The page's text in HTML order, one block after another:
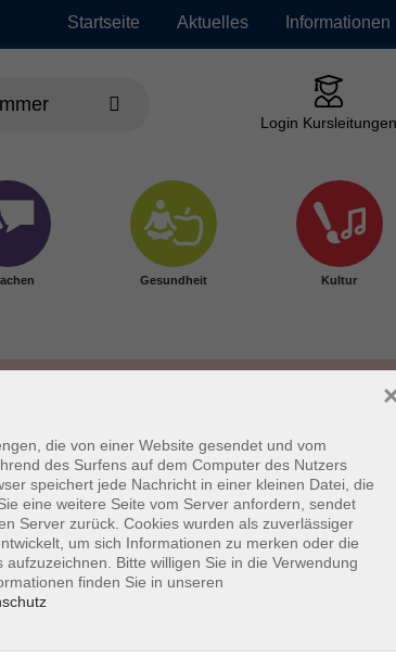
Startseite Aktuelles Informationen
Login Kursleitungen
Gesundheit Kultur
AGBs Datenschutzerklärung
die von einer Website gesendet und vom
des Surfens auf dem Computer des Nutzers
speichert jede Nachricht in einer kleinen Datei, die
eine weitere Seite vom Server anfordern, sendet
Server zurück. Cookies wurden als zuverlässiger
um sich Informationen zu merken oder die
Bitte willigen Sie in die Verwendung
finden Sie in unseren